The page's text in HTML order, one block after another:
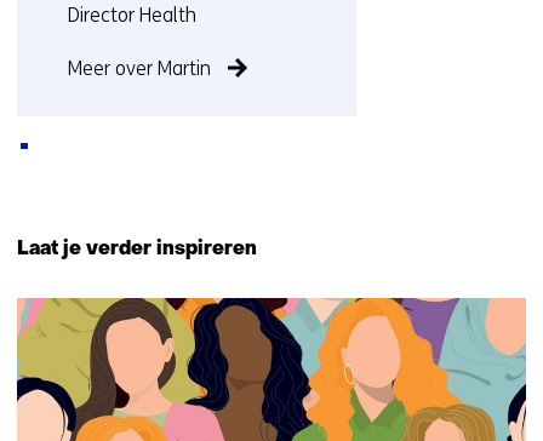
Functie:
Director Health
Meer over Martin
(Ook
samenwerken
met
TNO?
Neem
Laat je verder inspireren
70
resultaten,
getoond
6
t/m